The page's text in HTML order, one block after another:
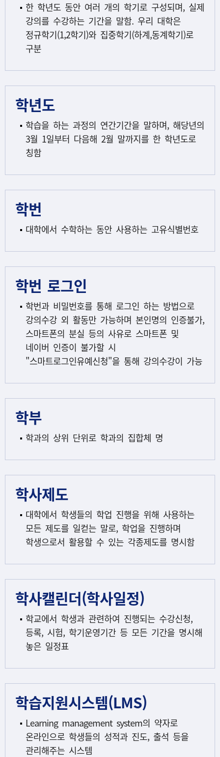
한 학년도 동안 여러 개의 학기로 구성되며, 실제
강의를 수강하는 기간을 말함. 우리 대학은
정규학기(1,2학기)와 집중학기(하계,동계학기)로
구분
학년도
학습을 하는 과정의 연간기간을 말하며, 해당년의
3월 1일부터 다음해 2월 말까지를 한 학년도로
칭함
학번
대학에서 수학하는 동안 사용하는 고유식별번호
학번 로그인
학번과 비밀번호를 통해 로그인 하는 방법으로
강의수강 외 활동만 가능하며 본인명의 인증불가,
스마트폰의 분실 등의 사유로 스마트폰 및
네이버 인증이 불가할 시
"스마트로그인유예신청"을 통해 강의수강이 가능
학부
학과의 상위 단위로 학과의 집합체 명
학사제도
대학에서 학생들의 학업 진행을 위해 사용하는
모든 제도를 일컫는 말로, 학업을 진행하며
학생으로서 활용할 수 있는 각종제도를 명시함
학사캘린더(학사일정)
학교에서 학생과 관련하여 진행되는 수강신청,
등록, 시험, 학기운영기간 등 모든 기간을 명시해
놓은 일정표
학습지원시스템(LMS)
Learning management system의 약자로
온라인으로 학생들의 성적과 진도, 출석 등을
관리해주는 시스템